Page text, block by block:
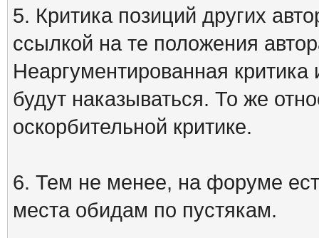
5. Критика позиций других
ссылкой на те положения
Неаргументированная
будут наказываться. То же
оскорбительной критике.
6. Тем не менее, на форуме
места обидам по пустякам.